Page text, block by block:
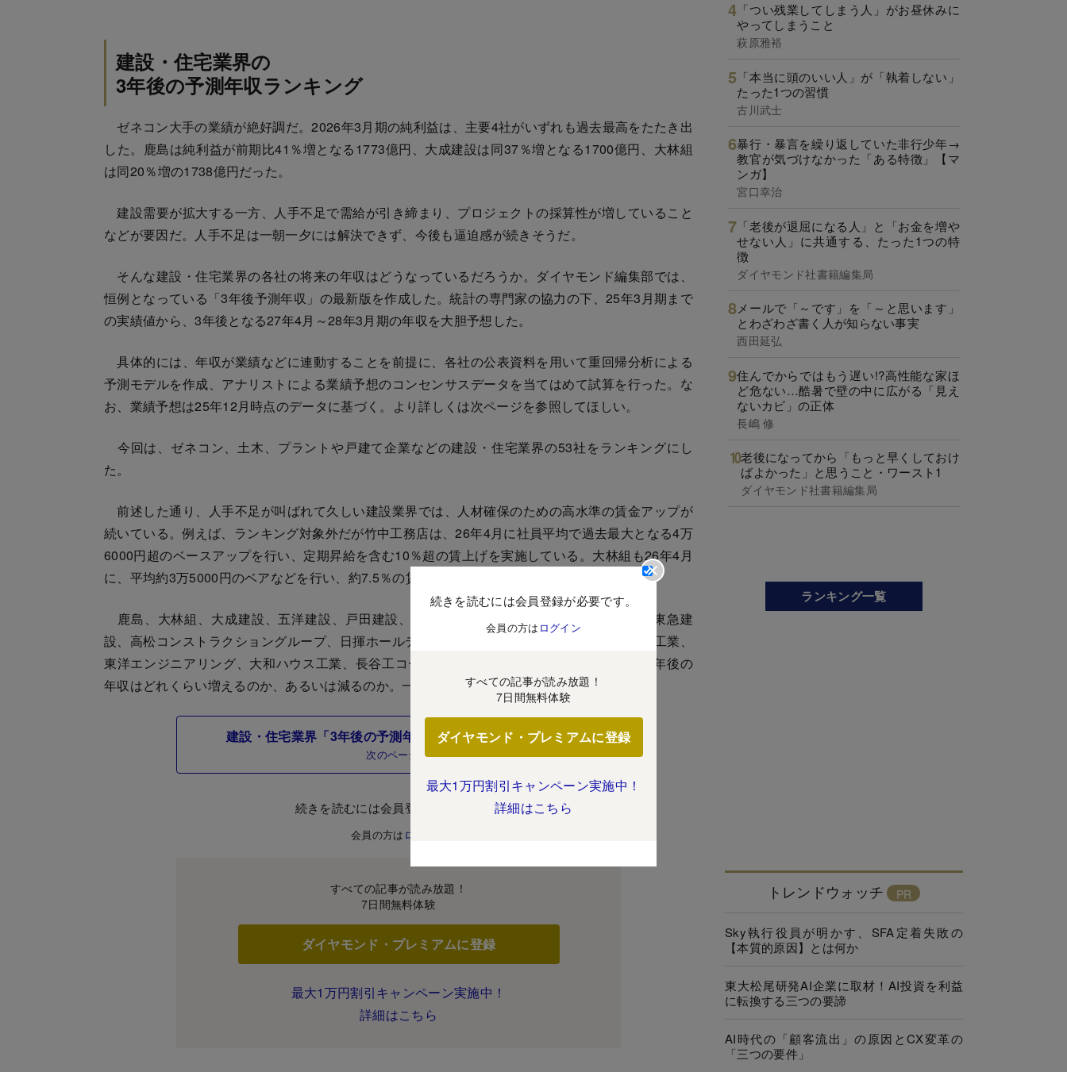
建設・住宅業界の
3年後の予測年収ランキング
ゼネコン大手の業績が絶好調だ。2026年3月期の純利益は、主要4社がいずれも過去最高をたたき出
した。鹿島は純利益が前期比41％増となる1773億円、大成建設は同37％増となる1700億円、大林組
は同20％増の1738億円だった。
建設需要が拡大する一方、人手不足で需給が引き締まり、プロジェクトの採算性が増していること
などが要因だ。人手不足は一朝一夕には解決できず、今後も逼迫感が続きそうだ。
そんな建設・住宅業界の各社の将来の年収はどうなっているだろうか。ダイヤモンド編集部では、
恒例となっている「3年後予測年収」の最新版を作成した。統計の専門家の協力の下、25年3月期まで
の実績値から、3年後となる27年4月～28年3月期の年収を大胆予想した。
具体的には、年収が業績などに連動することを前提に、各社の公表資料を用いて重回帰分析による
予測モデルを作成、アナリストによる業績予想のコンセンサスデータを当てはめて試算を行った。な
お、業績予想は25年12月時点のデータに基づく。より詳しくは次ページを参照してほしい。
今回は、ゼネコン、土木、プラントや戸建て企業などの建設・住宅業界の53社をランキングにし
た。
前述した通り、人手不足が叫ばれて久しい建設業界では、人材確保のための高水準の賃金アップが
続いている。例えば、ランキング対象外だが竹中工務店は、26年4月に社員平均で過去最大となる4万
6000円超のベースアップを行い、定期昇給を含む10％超の賃上げを実施している。大林組も26年4月
に、平均約3万5000円のベアなどを行い、約7.5％の賃上げを行った。
鹿島、大林組、大成建設、五洋建設、戸田建設、安藤ハザマ、西松建設、東亜建設工業、東急建
設、高松コンストラクショングループ、日揮ホールディングス、きんでん、関電工、高砂熱学工業、
東洋エンジニアリング、大和ハウス工業、長谷工コーポレーション、タマホーム……各社の3年後の
年収はどれくらい増えるのか、あるいは減るのか。一挙に見ていこう。
建設・住宅業界「3年後の予測年収」ランキングはこちら！
次のページ
続きを読むには会員登録が必要です。
会員の方は ログイン
すべての記事が読み放題！
7日間無料体験
ダイヤモンド・プレミアムに登録
最大1万円割引キャンペーン実施中！
詳細はこちら
続きを読むには会員登録が必要です。
会員の方は ログイン
すべての記事が読み放題！
7日間無料体験
ダイヤモンド・プレミアムに登録
最大1万円割引キャンペーン実施中！
詳細はこちら
「つい残業してしまう人」がお昼休みに
やってしまうこと
萩原雅裕
「本当に頭のいい人」が「執着しない」
たった1つの習慣
古川武士
暴行・暴言を繰り返していた非行少年→
教官が気づけなかった「ある特徴」【マ
ンガ】
宮口幸治
「老後が退屈になる人」と「お金を増や
せない人」に共通する、たった1つの特
徴
ダイヤモンド社書籍編集局
メールで「～です」を「～と思います」
とわざわざ書く人が知らない事実
西田延弘
住んでからではもう遅い!?高性能な家ほ
ど危ない…酷暑で壁の中に広がる「見え
ないカビ」の正体
長嶋 修
老後になってから「もっと早くしておけ
ばよかった」と思うこと・ワースト1
ダイヤモンド社書籍編集局
ランキング一覧
トレンドウォッチ
Sky執行役員が明かす、SFA定着失敗の
【本質的原因】とは何か
東大松尾研発AI企業に取材！AI投資を利益
に転換する三つの要諦
AI時代の「顧客流出」の原因とCX変革の
「三つの要件」